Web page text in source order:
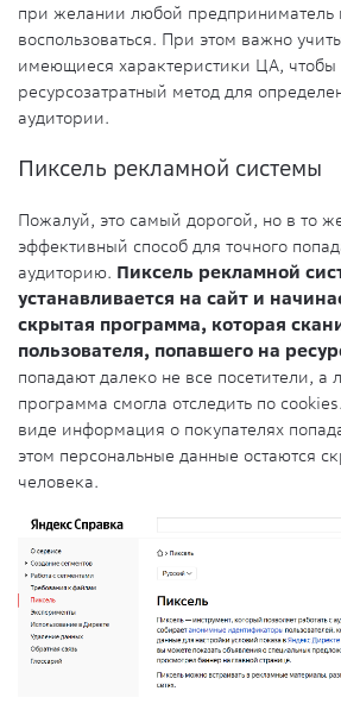
при желании любой
воспользоваться. При этом важно
имеющиеся характеристики ЦА, чтобы
ресурсозатратный метод для
аудитории.
Пиксель рекламной системы
Пожалуй, это самый дорогой, но в то
эффективный способ для точного
аудиторию. Пиксель рекламной
устанавливается на сайт и
скрытая программа, которая
пользователя, попавшего на
попадают далеко не все посетители, а
программа смогла отследить по
виде информация о покупателях
этом персональные данные остаются
человека.